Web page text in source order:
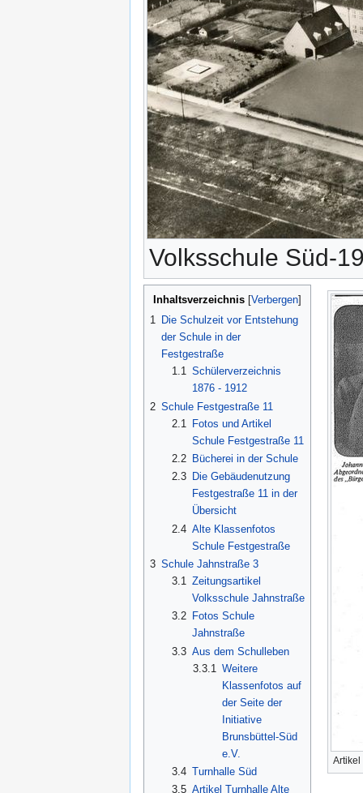
Volksschule Süd-
Artikel
Inhaltsverzeichnis
1 Die Schulzeit vor Entstehung
der Schule in der
Festgestraße
1.1 Schülerverzeichnis
1876 - 1912
2 Schule Festgestraße 11
2.1
Fotos und Artikel
Schule Festgestraße 11
2.2
Bücherei in der Schule
2.3
Die Gebäudenutzung
Festgestraße 11 in der
Übersicht
2.4 Alte Klassenfotos
Schule Festgestraße
3 Schule Jahnstraße 3
3.1 Zeitungsartikel
Volksschule Jahnstraße
3.2
Fotos Schule
Jahnstraße
3.3 Aus dem Schulleben
3.3.1
Weitere
Klassenfotos auf
der Seite der
Initiative
Brunsbüttel-Süd
e.V.
3.4 Turnhalle Süd
3.5 Artikel Turnhalle Alte